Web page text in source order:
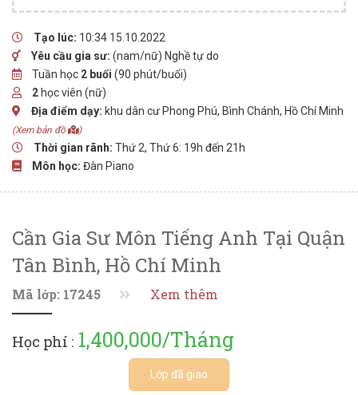
Tạo lúc: 10:34 15.10.2022
Yêu cầu gia sư: (nam/nữ) Nghề tự do
Tuần học 2 buổi (90 phút/buổi)
2học viên (nữ)
Địa điểm dạy: khu dân cư Phong Phú, Bình Chánh, Hồ Chí Minh
(Xem bản đồ )
Thời gian rãnh: Thứ 2, Thứ 6: 19h đến 21h
Môn học: Đàn Piano
Cần Gia Sư Môn Tiếng Anh Tại Quận
Tân Bình, Hồ Chí Minh
Mã lớp: 17245 Xem thêm
Học phí : 1,400,000/Tháng
Lớp đã giao